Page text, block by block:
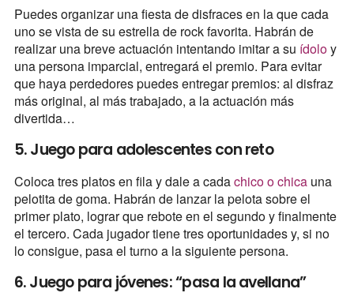
Puedes organizar una fiesta de disfraces en la que cada
uno se vista de su estrella de rock favorita. Habrán de
realizar una breve actuación intentando imitar a su ídoloy
una persona imparcial, entregará el premio. Para evitar
que haya perdedores puedes entregar premios: al disfraz
más original, al más trabajado, a la actuación más
divertida…
5. Juego para adolescentes con reto
Coloca tres platos en fila y dale a cadachico o chicauna
pelotita de goma. Habrán de lanzar la pelota sobre el
primer plato, lograr que rebote en el segundo y finalmente
el tercero. Cada jugador tiene tres oportunidades y, si no
lo consigue, pasa el turno a la siguiente persona.
6. Juego para jóvenes: “pasa la avellana”